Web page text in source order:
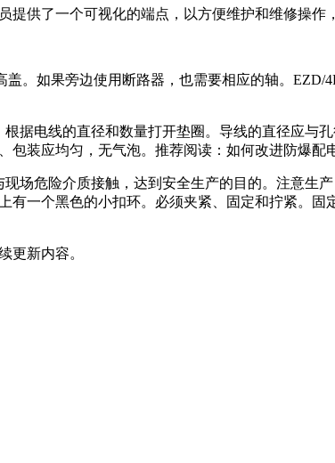
了一个可视化的端点，以方便维护和维修操作
如果旁边使用断路器，也需要相应的轴。EZD/
电线的直径和数量打开垫圈。导线的直径应与
包装应均匀，无气泡。推荐阅读：如何改进防爆配
危险介质接触，达到安全生产的目的。注意生
一个黑色的小扣环。必须夹紧、固定和拧紧。固
更新内容。